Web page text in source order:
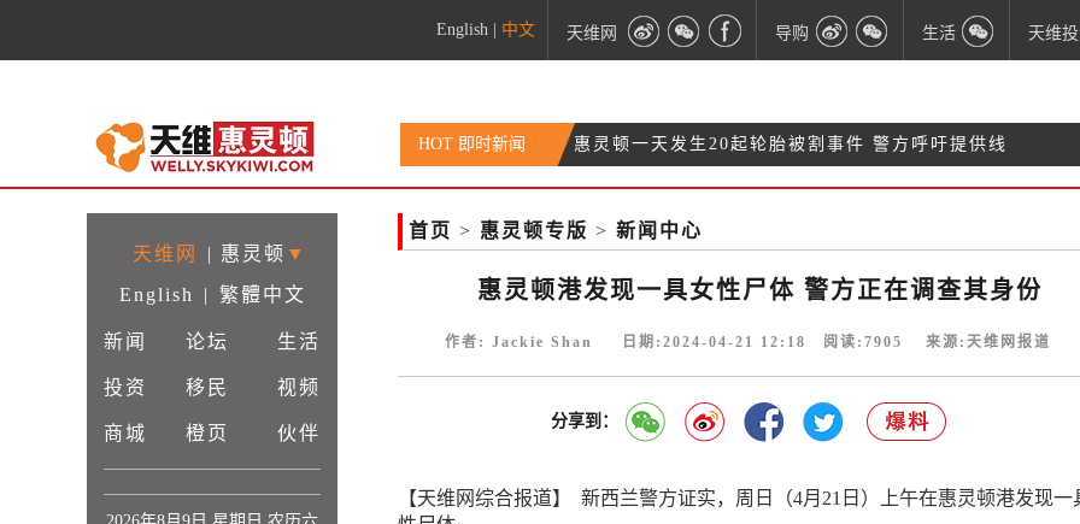
English 中文 天维网 导购 生活 天维
HOT 即时新闻
惠灵顿一天发生20起轮胎被割事件 警方呼吁提供线
索
拉美航空飞奥克兰航班突然下坠事件 调查指向机长座
椅
新西兰政府官宣将恢复“三振法” 严厉打击重复犯罪
天维网 | 惠灵顿 ▼
English
| 繁體中文
新闻 论坛 生活
投资 移民 视频
商城 橙页 伙伴
首页 > 惠灵顿专版 > 新闻中心
惠灵顿港发现一具女性尸体 警方正在调查其身份
作者: Jackie Shan 日期:2024-04-21 12:18 阅读: 7905 来源:天维网报道
分享到：
【天维网综合报道】 新西兰警方证实，周日（4月21日）上午在惠灵顿港发现一